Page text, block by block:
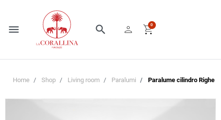
menu search person shopping_cart
0
Home Shop Living room Paralumi Paralume cilindro Righe